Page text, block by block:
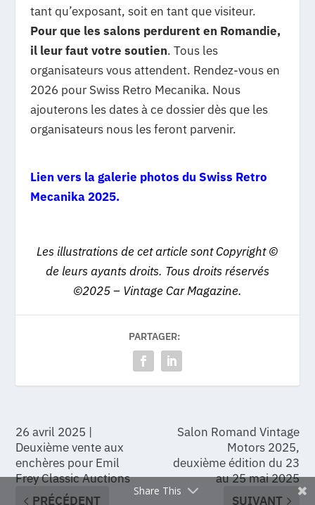
tant qu’exposant, soit en tant que visiteur.
Pour que les salons perdurent en Romandie,
il leur faut votre soutien. Tous les
organisateurs vous attendent. Rendez-vous en
2026 pour Swiss Retro Mecanika. Nous
ajouterons les dates à ce dossier dès que les
organisateurs nous les feront parvenir.
Lien vers la galerie photos du Swiss Retro
Mecanika 2025.
Les illustrations de cet article sont Copyright ©
de leurs ayants droits. Tous droits réservés
©2025 – Vintage Car Magazine.
PARTAGER:
26 avril 2025 |
Deuxième vente aux
enchères pour Emil
Frey Classic Auctions
PRÉCÉDENT
Salon Romand Vintage
Motors 2025,
deuxième édition du 23
au 25 mai 2025
SUIVANT
Share This